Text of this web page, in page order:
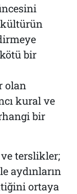
kültürün
bir
olan
kural ve
bir
terslikler;
aydınların
ortaya